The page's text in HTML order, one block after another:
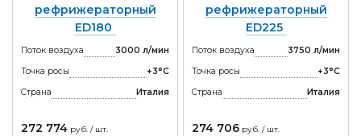
рефрижераторный
ED180
Поток воздуха
3000 л/мин
Точка росы
+3°С
Страна
Италия
272 774 руб. / шт.
рефрижераторный
ED225
Поток воздуха
3750 л/мин
Точка росы
+3°С
Страна
Италия
274 706 руб. / шт.